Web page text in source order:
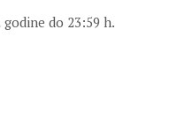
godine do 23:59 h.